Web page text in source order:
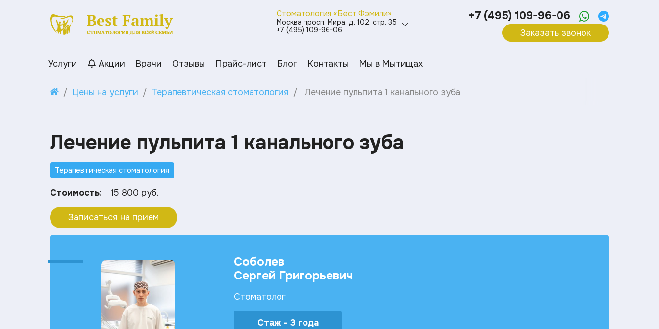
Стоматология «Бест Фэмили»
Москва просп. Мира, д. 102, стр. 35
+7 (495) 109-96-06
+7 (495) 109-96-06
Заказать звонок
Услуги Акции Врачи Отзывы Прайс-лист Блог Контакты Мы в Мытищах
Цены на услуги Терапевтическая стоматология Лечение пульпита 1 канального зуба
Лечение пульпита 1 канального зуба
Терапевтическая стоматология
Стоимость: 15 800 руб.
Записаться на прием
Соболев
Сергей Григорьевич
Стоматолог
Стаж - 3 года